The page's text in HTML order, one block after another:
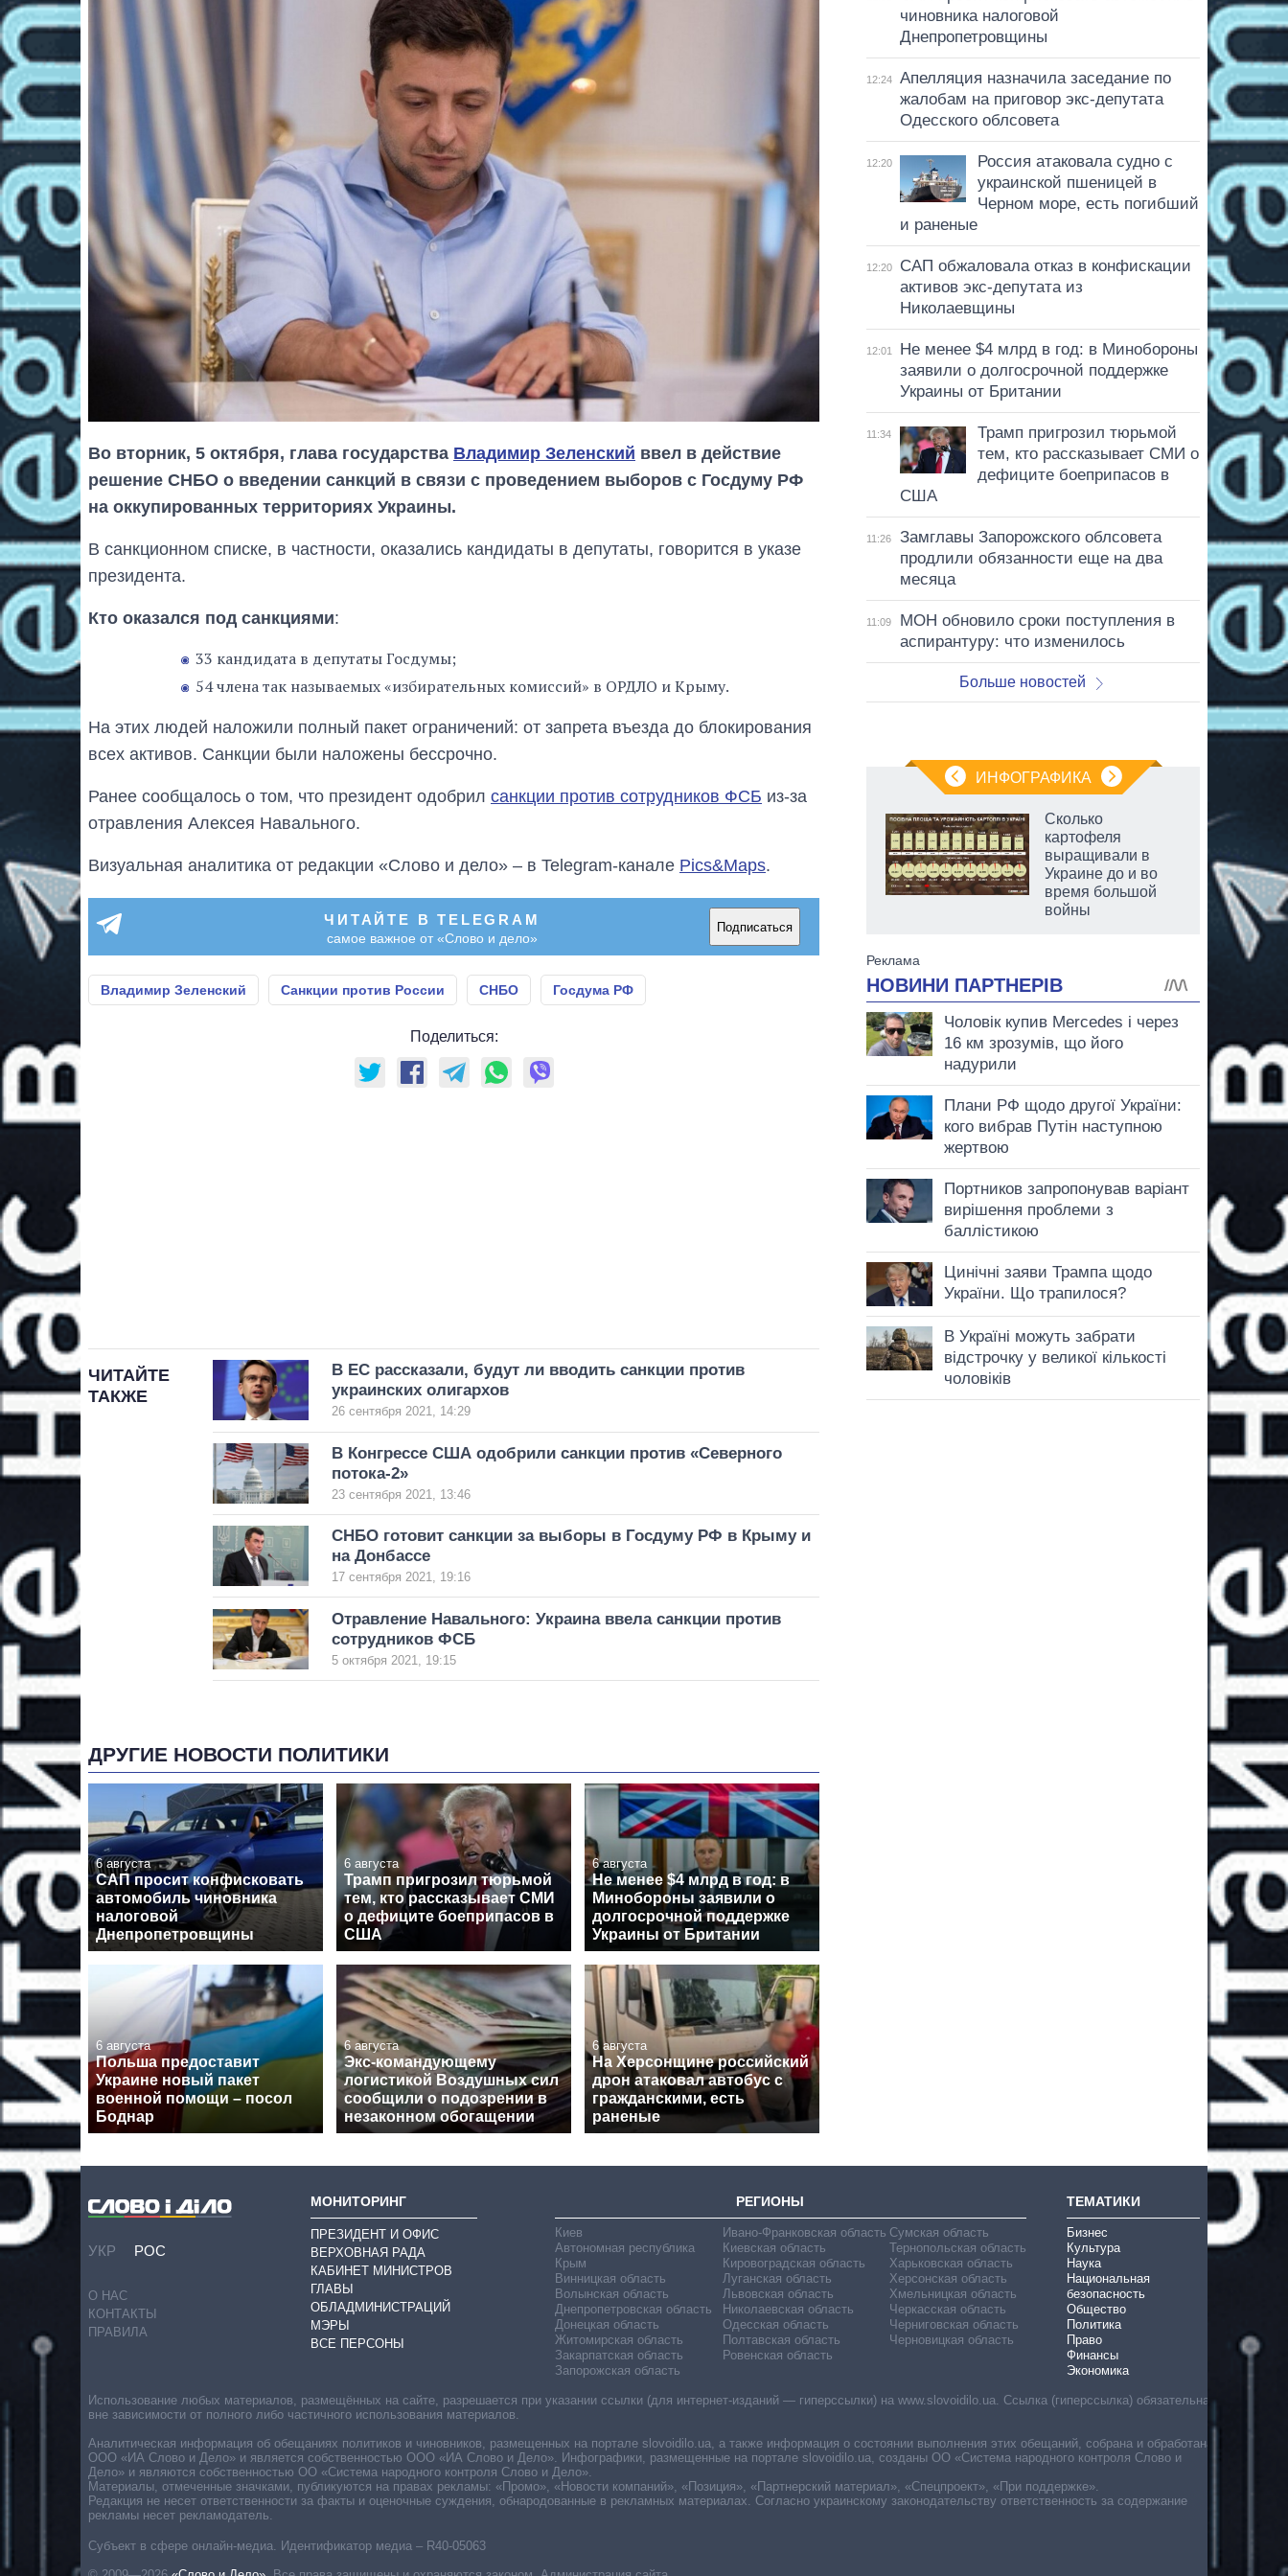
Во вторник, 5 октября, глава государства Владимир Зеленский ввел в действие
решение СНБО о введении санкций в связи с проведением выборов с Госдуму РФ
на оккупированных территориях Украины.
В санкционном списке, в частности, оказались кандидаты в депутаты, говорится в указе
президента.
Кто оказался под санкциями:
33 кандидата в депутаты Госдумы;
54 члена так называемых «избирательных комиссий» в ОРДЛО и Крыму.
На этих людей наложили полный пакет ограничений: от запрета въезда до блокирования
всех активов. Санкции были наложены бессрочно.
Ранее сообщалось о том, что президент одобрил санкции против сотрудников ФСБ из-за
отравления Алексея Навального.
Визуальная аналитика от редакции «Слово и дело» – в Telegram-канале Pics&Maps.
ЧИТАЙТЕ В TELEGRAM
самое важное от «Слово и дело»
Подписаться
Владимир Зеленский Санкции против России СНБО Госдума РФ
Поделиться:
ЧИТАЙТЕ
ТАКЖЕ
В ЕС рассказали, будут ли вводить санкции против
украинских олигархов
26 сентября 2021, 14:29
В Конгрессе США одобрили санкции против «Северного
потока-2»
23 сентября 2021, 13:46
СНБО готовит санкции за выборы в Госдуму РФ в Крыму и
на Донбассе
17 сентября 2021, 19:16
Отравление Навального: Украина ввела санкции против
сотрудников ФСБ
5 октября 2021, 19:15
ДРУГИЕ НОВОСТИ ПОЛИТИКИ
6 августа
САП просит конфисковать
автомобиль чиновника
налоговой
Днепропетровщины
6 августа
Трамп пригрозил тюрьмой
тем, кто рассказывает СМИ
о дефиците боеприпасов в
США
6 августа
Не менее $4 млрд в год: в
Минобороны заявили о
долгосрочной поддержке
Украины от Британии
6 августа
Польша предоставит
Украине новый пакет
военной помощи – посол
Боднар
6 августа
Экс-командующему
логистикой Воздушных сил
сообщили о подозрении в
незаконном обогащении
6 августа
На Херсонщине российский
дрон атаковал автобус с
гражданскими, есть
раненые
чиновника налоговой
Днепропетровщины
12:24
Апелляция назначила заседание по
жалобам на приговор экс-депутата
Одесского облсовета
12:20
Россия атаковала судно с
украинской пшеницей в
Черном море, есть погибший
и раненые
12:20
САП обжаловала отказ в конфискации
активов экс-депутата из
Николаевщины
12:01
Не менее $4 млрд в год: в Минобороны
заявили о долгосрочной поддержке
Украины от Британии
11:34
Трамп пригрозил тюрьмой
тем, кто рассказывает СМИ о
дефиците боеприпасов в
США
11:26
Замглавы Запорожского облсовета
продлили обязанности еще на два
месяца
11:09
МОН обновило сроки поступления в
аспирантуру: что изменилось
Больше новостей
ИНФОГРАФИКА
городах Украины
Сколько
картофеля
выращивали в
Украине до и во
время большой
войны
УКР РОС
О НАС
КОНТАКТЫ
ПРАВИЛА
МОНИТОРИНГ
ПРЕЗИДЕНТ И ОФИС
ВЕРХОВНАЯ РАДА
КАБИНЕТ МИНИСТРОВ
ГЛАВЫ
ОБЛАДМИНИСТРАЦИЙ
МЭРЫ
ВСЕ ПЕРСОНЫ
РЕГИОНЫ
Киев
Автономная республика
Крым
Винницкая область
Волынская область
Днепропетровская область
Донецкая область
Житомирская область
Закарпатская область
Запорожская область
Ивано-Франковская область
Киевская область
Кировоградская область
Луганская область
Львовская область
Николаевская область
Одесская область
Полтавская область
Ровенская область
Сумская область
Тернопольская область
Харьковская область
Херсонская область
Хмельницкая область
Черкасская область
Черниговская область
Черновицкая область
ТЕМАТИКИ
Бизнес
Культура
Наука
Национальная
безопасность
Общество
Политика
Право
Финансы
Экономика
Субъект в сфере онлайн-медиа. Идентификатор медиа – R40-05063
Использование любых материалов, размещённых на сайте, разрешается при указании ссылки (для интернет-изданий — гиперссылки) на www.slovoidilo.ua. Ссылка (гиперссылка) обязательна
вне зависимости от полного либо частичного использования материалов.
Аналитическая информация об обещаниях политиков и чиновников, размещенных на портале slovoidilo.ua, а также информация о состоянии выполнения этих обещаний, собрана и обработана
ООО «ИА Слово и Дело» и является собственностью ООО «ИА Слово и Дело». Инфографики, размещенные на портале slovoidilo.ua, созданы ОО «Система народного контроля Слово и
Дело» и являются собственностью ОО «Система народного контроля Слово и Дело».
Материалы, отмеченные значками, публикуются на правах рекламы: «Промо», «Новости компаний», «Позиция», «Партнерский материал», «Спецпроект», «При поддержке».
Редакция не несет ответственности за факты и оценочные суждения, обнародованные в рекламных материалах. Согласно украинскому законодательству ответственность за содержание
рекламы несет рекламодатель.